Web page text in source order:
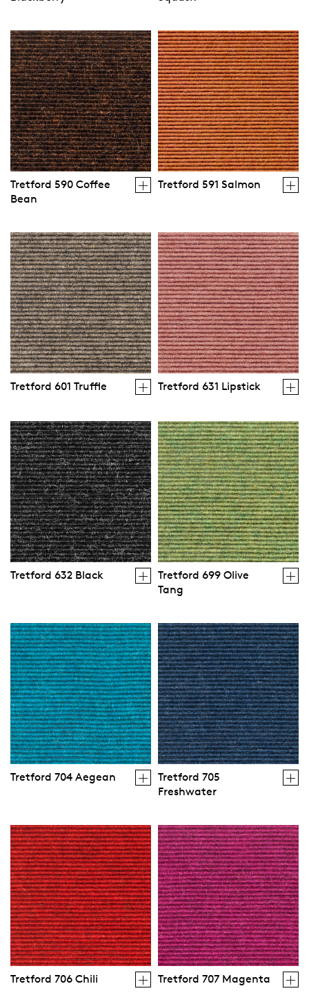
Tretford 590 Coffee
Bean
Tretford 591 Salmon
Tretford 601 Truffle Tretford 631 Lipstick
Tretford 632 Black
Tretford 699 Olive
Tang
Tretford 704 Aegean
Tretford 705
Freshwater
Tretford 706 Chili Tretford 707 Magenta